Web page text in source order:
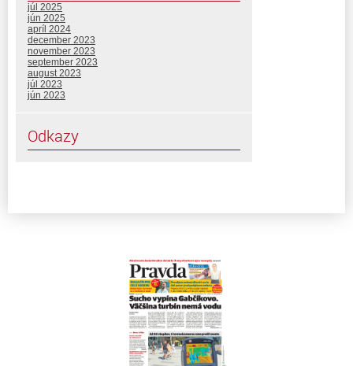
júl 2025
jún 2025
apríl 2024
december 2023
november 2023
september 2023
august 2023
júl 2023
jún 2023
Odkazy